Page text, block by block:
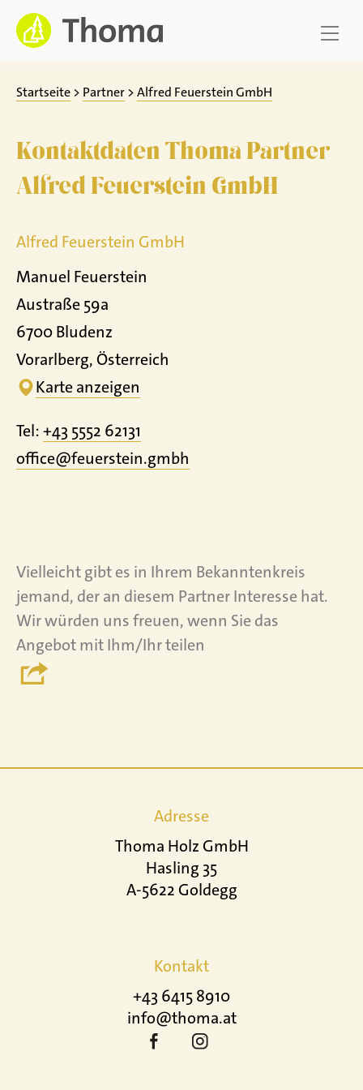
Zum
Inhalt
springen
Startseite > Partner >Alfred Feuerstein GmbH
Kontaktdaten Thoma Partner
Alfred Feuerstein GmbH
Alfred Feuerstein GmbH
Manuel Feuerstein
Austraße 59a
6700 Bludenz
Vorarlberg, Österreich
Karte anzeigen
Tel:+43 5552 62131
office@feuerstein.gmbh
Vielleicht gibt es in Ihrem Bekanntenkreis
jemand, der an diesem Partner Interesse hat.
Wir würden uns freuen, wenn Sie das
Angebot mit Ihm/Ihr teilen
Adresse
Thoma Holz GmbH
Hasling 35
A-5622 Goldegg
Kontakt
+43 6415 8910
info@thoma.at